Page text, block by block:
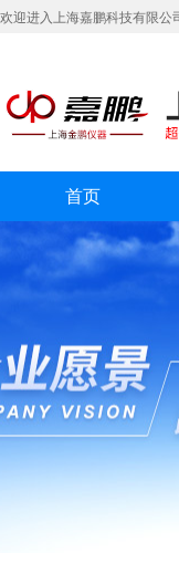
欢迎进入上海嘉鹏科技有限公
首页